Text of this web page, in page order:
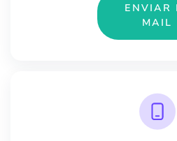
ENVIAR
MAIL